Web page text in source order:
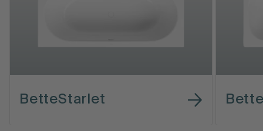
BetteStarlet